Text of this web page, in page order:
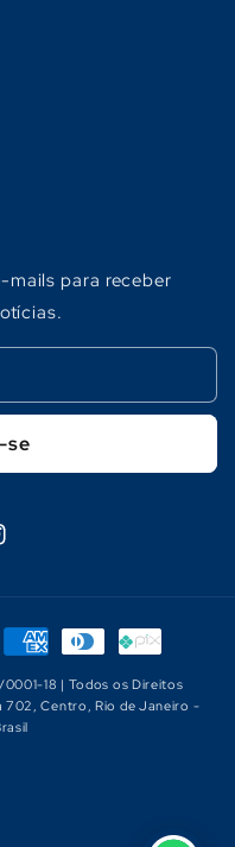
mails para receber
se
0001-18 | Todos os Direitos
702, Centro, Rio de Janeiro -